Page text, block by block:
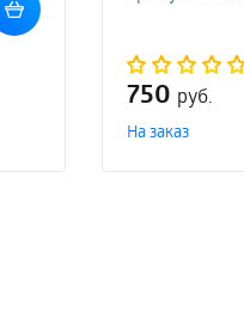
750 руб.
На заказ